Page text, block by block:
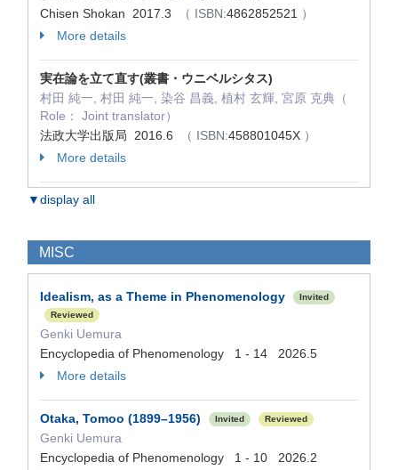
Chisen Shokan 2017.3
（ ISBN:4862852521 ）
More details
実在論を立て直す(叢書・ウニベルシタス)
村田 純一, 村田 純一, 染谷 昌義, 植村 玄輝, 宮原 克典（
Role： Joint translator）
法政大学出版局 2016.6
（ ISBN:458801045X ）
More details
▼display all
MISC
Idealism, as a Theme in Phenomenology
Invited
Reviewed
Genki Uemura
Encyclopedia of Phenomenology 1 - 14 2026.5
More details
Otaka, Tomoo (1899–1956) Invited Reviewed
Genki Uemura
Encyclopedia of Phenomenology 1 - 10 2026.2